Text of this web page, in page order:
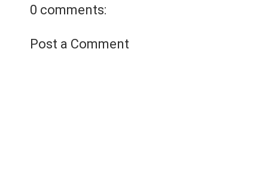
0 comments:
Post a Comment